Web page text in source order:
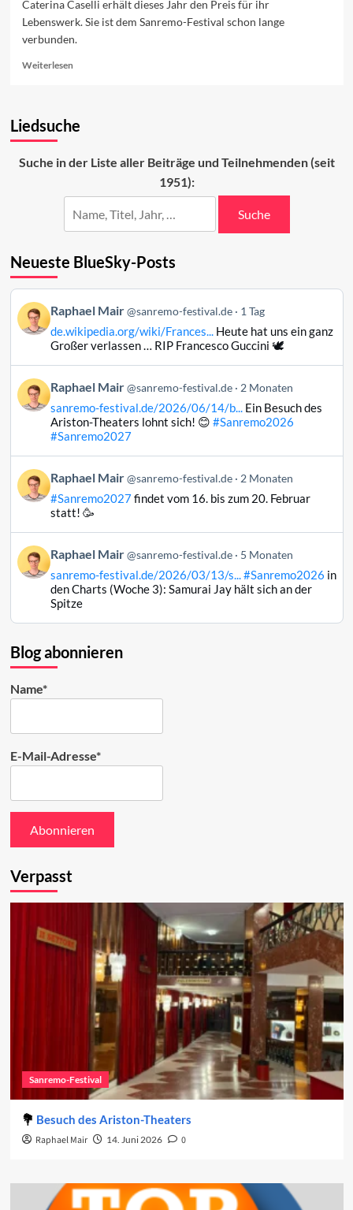
Caterina Caselli erhält dieses Jahr den Preis für ihr
Lebenswerk. Sie ist dem Sanremo-Festival schon lange
verbunden.
WeiterlesenRead
Caselli
Sanremo-
Liedsuche
Suche in der Liste aller Beiträge und Teilnehmenden (seit
1951):
Suche
Neueste BlueSky-Posts
Beitrag
von
Raphael
Bluesky
ansehen
Raphael Mair @sanremo-festival.de 1 Tag
de.wikipedia.org/wiki/Frances...Heute hat uns ein ganz
Großer verlassen … RIP Francesco Guccini 🕊️
Beitrag
von
Raphael
ansehen
Raphael Mair @sanremo-festival.de 2 Monaten
sanremo-festival.de/2026/06/14/b...Ein Besuch des
Ariston-Theaters lohnt sich! 😊 #Sanremo2026
#Sanremo2027
Beitrag
von
Raphael
Bluesky
ansehen
Raphael Mair @sanremo-festival.de 2 Monaten
#Sanremo2027findet vom 16. bis zum 20. Februar
statt! 🥳
Beitrag
von
Raphael
ansehen
Raphael Mair @sanremo-festival.de 5 Monaten
sanremo-festival.de/2026/03/13/s...#Sanremo2026 in
den Charts (Woche 3): Samurai Jay hält sich an der
Spitze
Blog abonnieren
Name*
E-Mail-Adresse*
Verpasst
Sanremo-Festival
Besuch des Ariston-Theaters
Raphael Mair 14. Juni 2026 0